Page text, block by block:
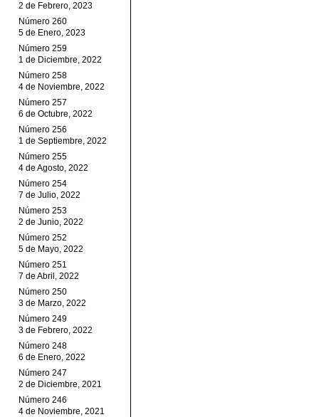
2 de Febrero, 2023
Número 260
5 de Enero, 2023
Número 259
1 de Diciembre, 2022
Número 258
4 de Noviembre, 2022
Número 257
6 de Octubre, 2022
Número 256
1 de Septiembre, 2022
Número 255
4 de Agosto, 2022
Número 254
7 de Julio, 2022
Número 253
2 de Junio, 2022
Número 252
5 de Mayo, 2022
Número 251
7 de Abril, 2022
Número 250
3 de Marzo, 2022
Número 249
3 de Febrero, 2022
Número 248
6 de Enero, 2022
Número 247
2 de Diciembre, 2021
Número 246
4 de Noviembre, 2021